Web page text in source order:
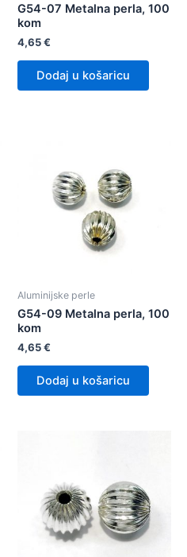
G54-07 Metalna perla, 100
kom
4,65€
Dodaj u košaricu
Aluminijske perle
G54-09 Metalna perla, 100
kom
4,65€
Dodaj u košaricu